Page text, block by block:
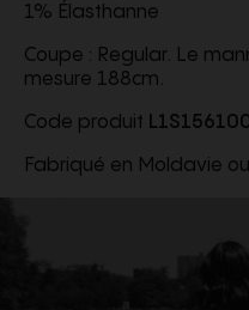
1% Élasthanne
Coupe : Regular. Le
mesure 188cm.
Code produit
Fabriqué en Moldavie